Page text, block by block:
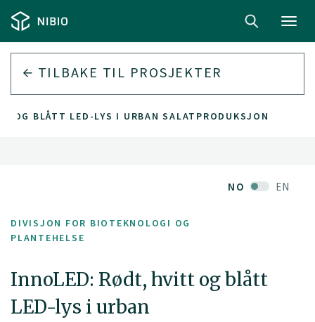
TILBAKE TIL PROSJEKTER
OG BLÅTT LED-LYS I URBAN SALATPRODUKSJON
NO EN
DIVISJON FOR BIOTEKNOLOGI OG
PLANTEHELSE
InnoLED: Rødt, hvitt og blått
LED-lys i urban